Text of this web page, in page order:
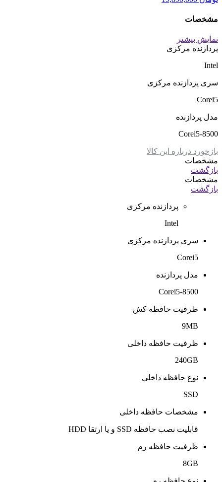
مشخصات
نمایش بیشتر
پردازنده مرکزی
Intel
سری پردازنده مرکزی
Corei5
مدل پردازنده
Corei5-8500
بازخورد درباره این کالا
مشخصات
بازگشت
مشخصات
بازگشت
پردازنده مرکزی
Intel
سری پردازنده مرکزی
Corei5
مدل پردازنده
Corei5-8500
ظرفیت حافظه کش
9MB
ظرفیت حافظه داخلی
240GB
نوع حافظه داخلی
SSD
مشخصات حافظه داخلی
قابلیت نصب حافظه SSD و یا ارتقا HDD
ظرفیت حافظه رم
8GB